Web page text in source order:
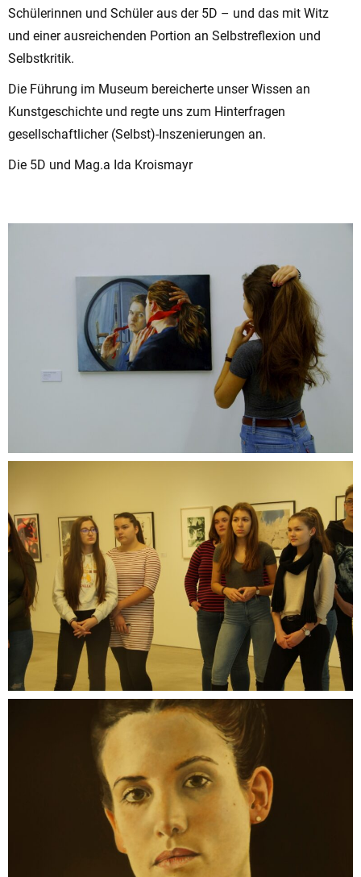
Schülerinnen und Schüler aus der 5D – und das mit Witz
und einer ausreichenden Portion an Selbstreflexion und
Selbstkritik.
Die Führung im Museum bereicherte unser Wissen an
Kunstgeschichte und regte uns zum Hinterfragen
gesellschaftlicher (Selbst)-Inszenierungen an.
Die 5D und Mag.a Ida Kroismayr